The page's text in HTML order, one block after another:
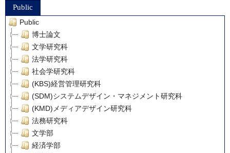
Public
Public
博士論文
文学研究科
法学研究科
社会学研究科
(KBS)経営管理研究科
(SDM)システムデザイン・マネジメント研究科
(KMD)メディアデザイン研究科
法務研究科
文学部
経済学部